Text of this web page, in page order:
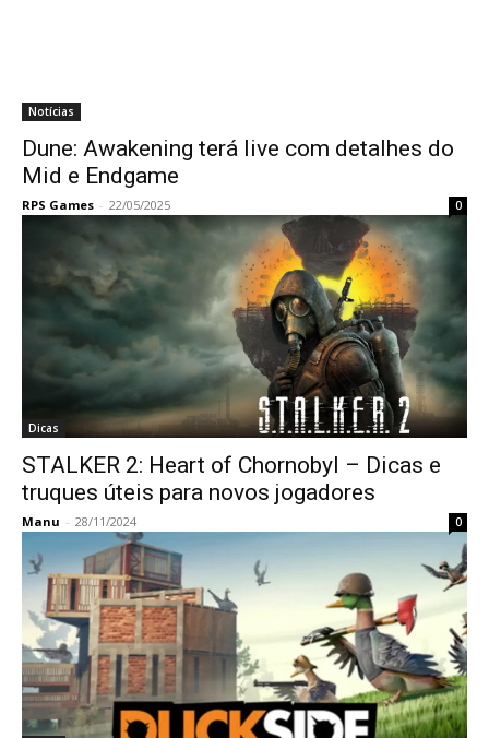
Notícias
Dune: Awakening terá live com detalhes do
Mid e Endgame
RPS Games - 22/05/2025 0
Dicas
STALKER 2: Heart of Chornobyl – Dicas e
truques úteis para novos jogadores
Manu - 28/11/2024 0